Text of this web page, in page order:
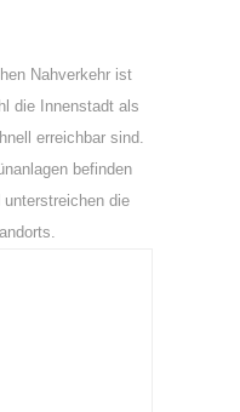
Nahverkehr ist
die Innenstadt als
erreichbar sind.
befinden
die